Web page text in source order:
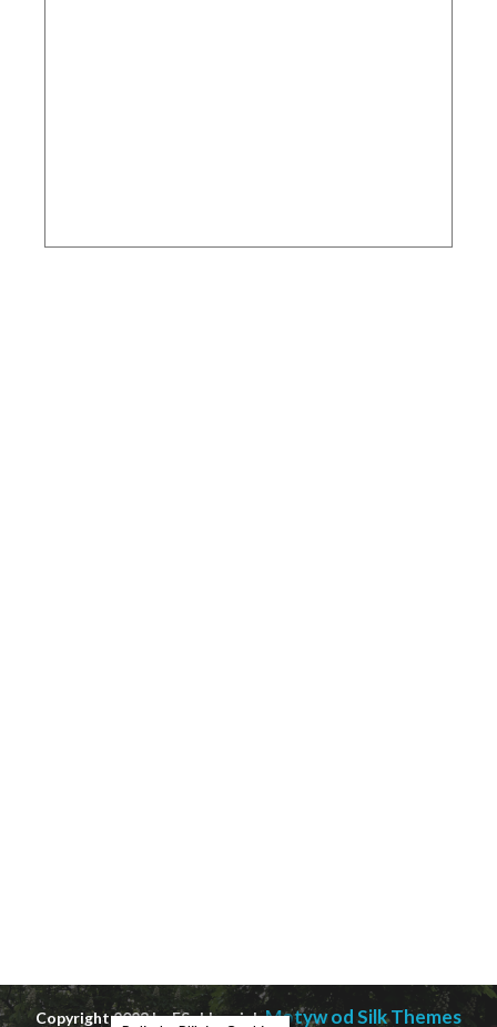
Copyright 2023 by ESobkowiakMotyw od Silk Themes